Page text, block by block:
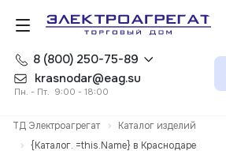
8 (800) 250-75-89
krasnodar@eag.su
Пн. - Пт. 9:00 - 18:00
ТД Электроагрегат
Каталог изделий
{Каталог. =this.Name} в Краснодаре